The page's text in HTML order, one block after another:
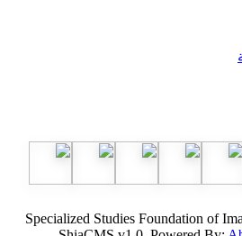
Specialized Studies